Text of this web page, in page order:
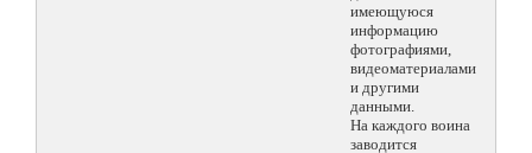
имеющуюся
информацию
фотографиями,
видеоматериалами
и другими
данными.
На каждого воина
заводится